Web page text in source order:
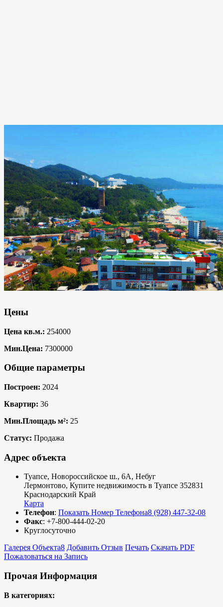
Цены
Цена кв.м.: 254000
Мин.Цена: 7300000
Общие параметры
Построен: 2024
Квартир: 36
Мин.Площадь м²: 25
Статус: Продажа
Адрес объекта
Туапсе, Новороссийское ш., 6А, Небуг
Лермонтово, Купите недвижимость в Туапсе 352831
Краснодарский Край
Карта
Телефон: Показать Номер Телефона8 (928) 447-32-08
Факс: +7-800-444-02-20
Круглосуточно
Галерея Объекта8 Добавить Отзыв Печать Скачать PDF
Пожаловаться на Запись
Прочая Информация
В категориях: